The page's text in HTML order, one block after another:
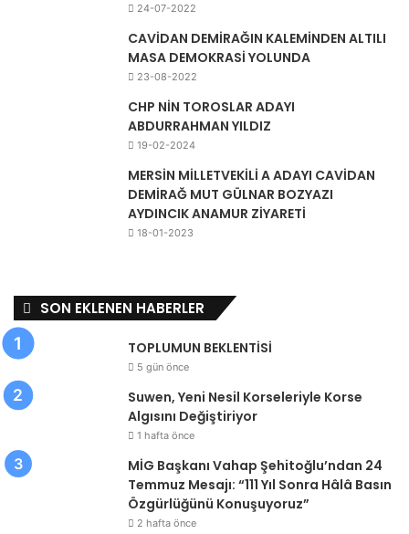
24-07-2022
CAVİDAN DEMİRAĞIN KALEMİNDEN ALTILI
MASA DEMOKRASİ YOLUNDA
23-08-2022
CHP NİN TOROSLAR ADAYI
ABDURRAHMAN YILDIZ
19-02-2024
MERSİN MİLLETVEKİLİ A ADAYI CAVİDAN
DEMİRAĞ MUT GÜLNAR BOZYAZI
AYDINCIK ANAMUR ZİYARETİ
18-01-2023
SON EKLENEN HABERLER
TOPLUMUN BEKLENTİSİ
5 gün önce
Suwen, Yeni Nesil Korseleriyle Korse
Algısını Değiştiriyor
1 hafta önce
MİG Başkanı Vahap Şehitoğlu’ndan 24
Temmuz Mesajı: “111 Yıl Sonra Hâlâ Basın
Özgürlüğünü Konuşuyoruz”
2 hafta önce